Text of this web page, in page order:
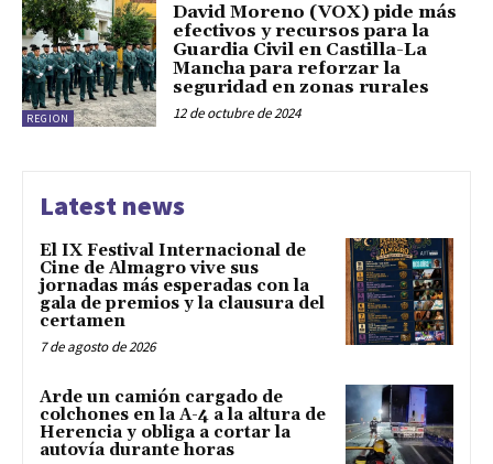
REGION
David Moreno (VOX) pide más
efectivos y recursos para la
Guardia Civil en Castilla-La
Mancha para reforzar la
seguridad en zonas rurales
12 de octubre de 2024
Latest news
El IX Festival Internacional de
Cine de Almagro vive sus
jornadas más esperadas con la
gala de premios y la clausura del
certamen
7 de agosto de 2026
Arde un camión cargado de
colchones en la A-4 a la altura de
Herencia y obliga a cortar la
autovía durante horas